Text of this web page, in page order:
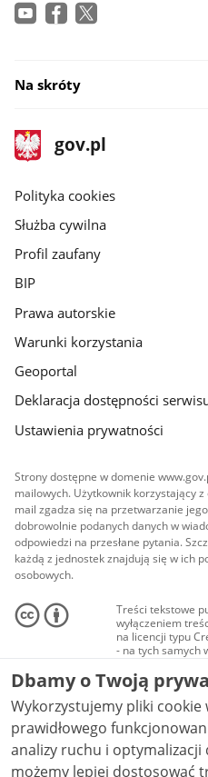
Na skróty
stopka
gov.pl
Strona
gov.pl
gov.pl
Polityka cookies
Służba cywilna
Profil zaufany
BIP
Prawa autorskie
Warunki korzystania
Geoportal
Deklaracja dostępności
Ustawienia prywatności
Strony dostępne w domenie
mailowych. Użytkownik korzystający
mail zgadza się na przetwarzanie
dobrowolnie podanych danych w
odpowiedzi na przesłane pytania.
każdą z jednostek znajdują się w ich
osobowych.
Treści tekstowe
wyłączeniem
na licencji typu
- na tych samych
Materiały
audio i wideo, są
Creative
niekomercyjne -
NC-ND 4.0), o ile
Dbamy o Twoją
Wykorzystujemy pliki cookie
prawidłowego
analizy ruchu i optymalizacji
możemy lepiej dostosować